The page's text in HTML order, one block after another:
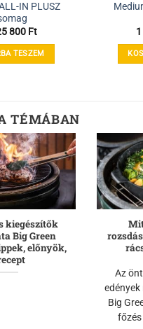
IN PLUSZ
800 Ft
TESZEM
TÉMÁBAN
kiegészítők
Big Green
előnyök,
Az
Big
főzés